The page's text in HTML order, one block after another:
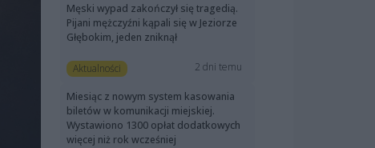
Męski wypad zakończył się tragedią.
Pijani mężczyźni kąpali się w Jeziorze
Głębokim, jeden zniknął
Aktualności 2 dni temu
Miesiąc z nowym system kasowania
biletów w komunikacji miejskiej.
Wystawiono 1300 opłat dodatkowych
więcej niż rok wcześniej